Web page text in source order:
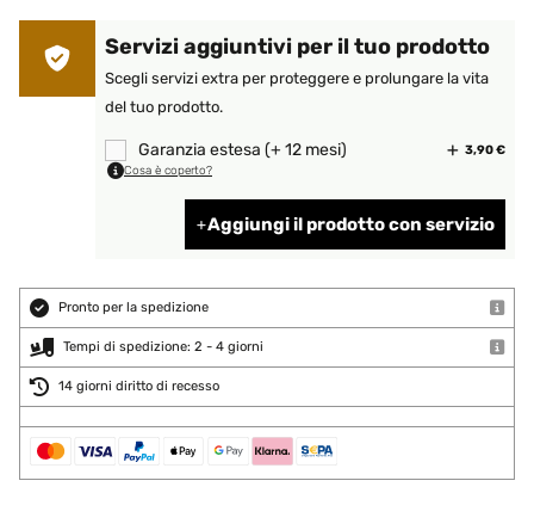
Servizi aggiuntivi per il tuo prodotto
Scegli servizi extra per proteggere e prolungare la vita
del tuo prodotto.
Garanzia estesa (+ 12 mesi) 3,90 €
Cosa è coperto?
Aggiungi il prodotto con servizio
Pronto per la spedizione
Tempi di spedizione: 2 - 4 giorni
14 giorni diritto di recesso